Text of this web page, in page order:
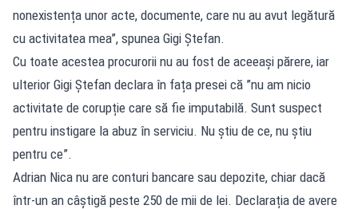
nonexistența unor acte, documente, care nu au avut legătură
cu activitatea mea”, spunea Gigi Ștefan.
Cu toate acestea procurorii nu au fost de aceeași părere, iar
ulterior Gigi Ștefan declara în fața presei că ”nu am nicio
activitate de corupție care să fie imputabilă. Sunt suspect
pentru instigare la abuz în serviciu. Nu știu de ce, nu știu
pentru ce”.
Adrian Nica nu are conturi bancare sau depozite, chiar dacă
într-un an câștigă peste 250 de mii de lei. Declarația de avere